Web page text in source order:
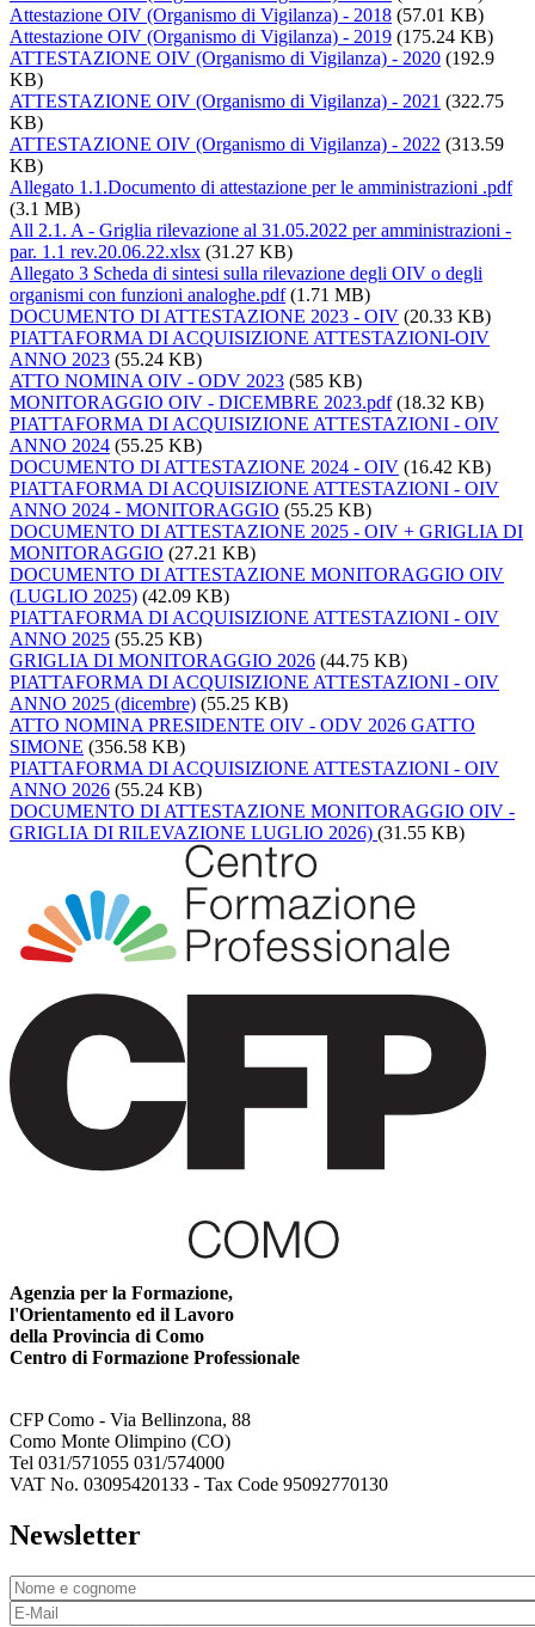
Attestazione OIV (Organismo di Vigilanza) - 2018 (57.01 KB)
Attestazione OIV (Organismo di Vigilanza) - 2019 (175.24 KB)
ATTESTAZIONE OIV (Organismo di Vigilanza) - 2020 (192.9
KB)
ATTESTAZIONE OIV (Organismo di Vigilanza) - 2021 (322.75
KB)
ATTESTAZIONE OIV (Organismo di Vigilanza) - 2022 (313.59
KB)
Allegato 1.1.Documento di attestazione per le amministrazioni .pdf
(3.1 MB)
All 2.1. A - Griglia rilevazione al 31.05.2022 per amministrazioni -
par. 1.1 rev.20.06.22.xlsx (31.27 KB)
Allegato 3 Scheda di sintesi sulla rilevazione degli OIV o degli
organismi con funzioni analoghe.pdf(1.71 MB)
DOCUMENTO DI ATTESTAZIONE 2023 - OIV (20.33 KB)
PIATTAFORMA DI ACQUISIZIONE ATTESTAZIONI-OIV
ANNO 2023 (55.24 KB)
ATTO NOMINA OIV - ODV 2023 (585 KB)
MONITORAGGIO OIV - DICEMBRE 2023.pdf(18.32 KB)
PIATTAFORMA DI ACQUISIZIONE ATTESTAZIONI - OIV
ANNO 2024 (55.25 KB)
DOCUMENTO DI ATTESTAZIONE 2024 - OIV (16.42 KB)
PIATTAFORMA DI ACQUISIZIONE ATTESTAZIONI - OIV
ANNO 2024 - MONITORAGGIO (55.25 KB)
DOCUMENTO DI ATTESTAZIONE 2025 - OIV + GRIGLIA DI
MONITORAGGIO (27.21 KB)
DOCUMENTO DI ATTESTAZIONE MONITORAGGIO OIV
(LUGLIO 2025) (42.09 KB)
PIATTAFORMA DI ACQUISIZIONE ATTESTAZIONI - OIV
ANNO 2025 (55.25 KB)
GRIGLIA DI MONITORAGGIO 2026 (44.75 KB)
PIATTAFORMA DI ACQUISIZIONE ATTESTAZIONI - OIV
ANNO 2025 (dicembre) (55.25 KB)
ATTO NOMINA PRESIDENTE OIV - ODV 2026 GATTO
SIMONE (356.58 KB)
PIATTAFORMA DI ACQUISIZIONE ATTESTAZIONI - OIV
ANNO 2026 (55.24 KB)
DOCUMENTO DI ATTESTAZIONE MONITORAGGIO OIV -
GRIGLIA DI RILEVAZIONE LUGLIO 2026) (31.55 KB)
Agenzia per la Formazione,
l'Orientamento ed il Lavoro
della Provincia di Como
Centro di Formazione Professionale
CFP Como - Via Bellinzona, 88
Como Monte Olimpino (CO)
Tel 031/571055 031/574000
VAT No. 03095420133 - Tax Code 95092770130
Newsletter